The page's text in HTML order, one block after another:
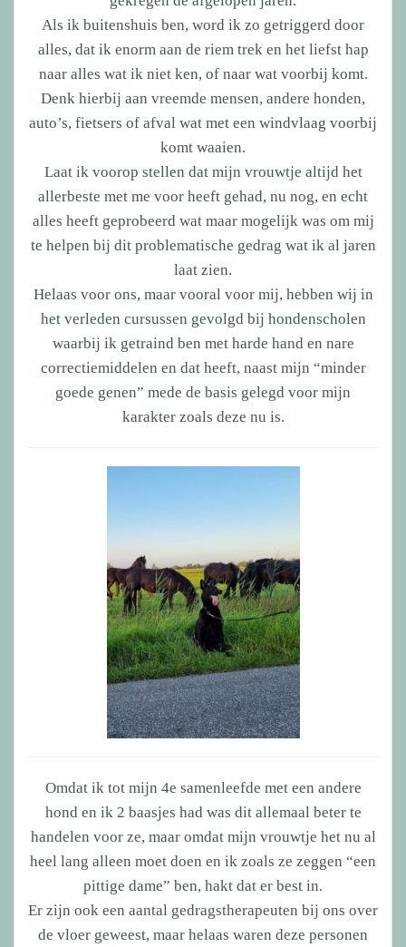
Als ik buitenshuis ben, word ik zo getriggerd door
alles, dat ik enorm aan de riem trek en het liefst hap
naar alles wat ik niet ken, of naar wat voorbij komt.
Denk hierbij aan vreemde mensen, andere honden,
auto’s, fietsers of afval wat met een windvlaag voorbij
komt waaien.
Laat ik voorop stellen dat mijn vrouwtje altijd het
allerbeste met me voor heeft gehad, nu nog, en echt
alles heeft geprobeerd wat maar mogelijk was om mij
te helpen bij dit problematische gedrag wat ik al jaren
laat zien.
Helaas voor ons, maar vooral voor mij, hebben wij in
het verleden cursussen gevolgd bij hondenscholen
waarbij ik getraind ben met harde hand en nare
correctiemiddelen en dat heeft, naast mijn “minder
goede genen” mede de basis gelegd voor mijn
karakter zoals deze nu is.
Omdat ik tot mijn 4e samenleefde met een andere
hond en ik 2 baasjes had was dit allemaal beter te
handelen voor ze, maar omdat mijn vrouwtje het nu al
heel lang alleen moet doen en ik zoals ze zeggen “een
pittige dame” ben, hakt dat er best in.
Er zijn ook een aantal gedragstherapeuten bij ons over
de vloer geweest, maar helaas waren deze personen